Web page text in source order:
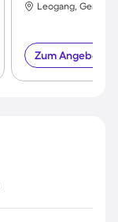
Zum Angebot